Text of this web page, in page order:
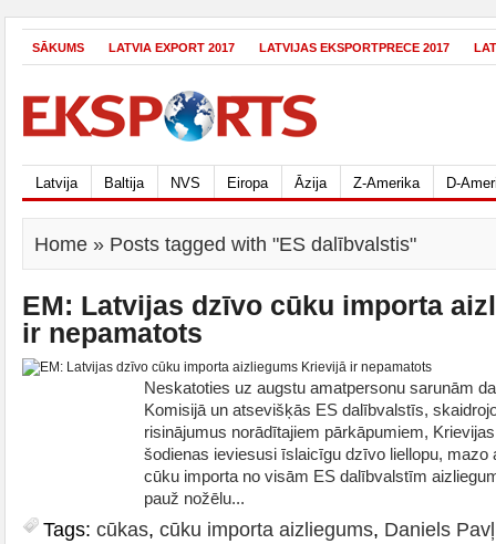
SĀKUMS LATVIA EXPORT 2017 LATVIJAS EKSPORTPRECE 2017
Latvija Baltija NVS Eiropa Āzija Z-Amerika D-
Home » Posts tagged with "ES dalībvalstis"
EM: Latvijas dzīvo cūku importa
ir nepamatots
Neskatoties uz augstu amatpersonu sarunām
Komisijā un atsevišķās ES dalībvalstīs,
risinājumus norādītajiem pārkāpumiem,
šodienas ieviesusi īslaicīgu dzīvo liellopu, mazo
cūku importa no visām ES dalībvalstīm
pauž nožēlu...
Tags: cūkas, cūku importa aizliegums, Daniels